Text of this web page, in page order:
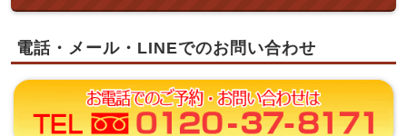
電話・メール・LINEでのお問い合わせ